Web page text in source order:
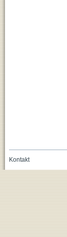
Kontakt